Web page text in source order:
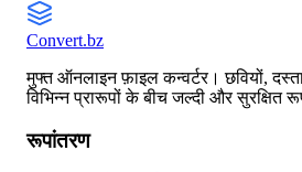
Convert.bz
मुफ्त ऑनलाइन फ़ाइल कन्वर्टर। छवियों,
विभिन्न प्रारूपों के बीच जल्दी और सुरक्षित
रूपांतरण